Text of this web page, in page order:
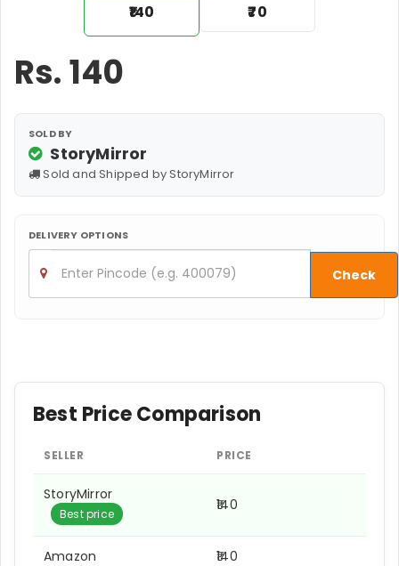
₹140 ₹70
Rs.140
SOLD BY
StoryMirror
Sold and Shipped by StoryMirror
DELIVERY OPTIONS
Check
Best Price Comparison
SELLER PRICE
StoryMirror
Best price
₹140
Amazon ₹140